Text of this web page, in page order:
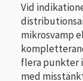
Vid
mikrosvamp
flera punkter
med